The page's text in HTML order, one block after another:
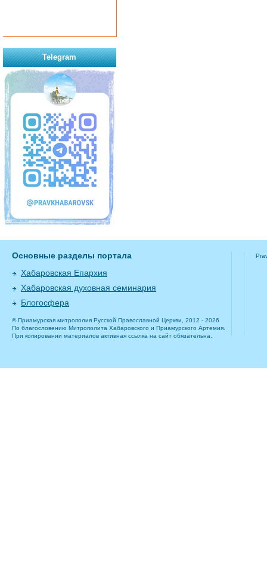
Telegram
Основные разделы портала
Хабаровская Епархия
Хабаровская духовная семинария
Блогосфера
© Приамурская митрополия Русской Православной Церкви, 2012 - 2026
По благословению Митрополита Хабаровского и Приамурского Артемия.
При копировании материалов активная ссылка на сайт обязательна.